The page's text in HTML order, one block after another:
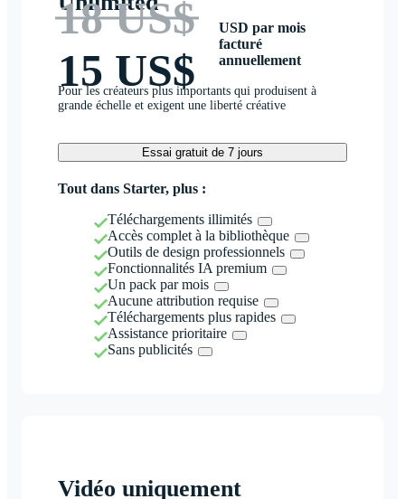
18 US$
15 US$
USD par mois
facturé
annuellement
Pour les créateurs plus importants qui produisent à
grande échelle et exigent une liberté créative
Essai gratuit de 7 jours
Tout dans Starter, plus :
Téléchargements illimités
Accès complet à la bibliothèque
Outils de design professionnels
Fonctionnalités IA premium
Un pack par mois
Aucune attribution requise
Téléchargements plus rapides
Assistance prioritaire
Sans publicités
Vidéo uniquement